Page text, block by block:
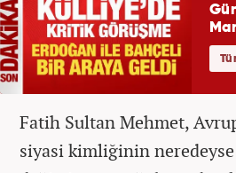
Fatih Sultan Mehmet,
siyasi kimliğinin neredeyse